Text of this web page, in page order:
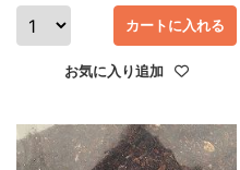
カートに入れる
お気に入り追加